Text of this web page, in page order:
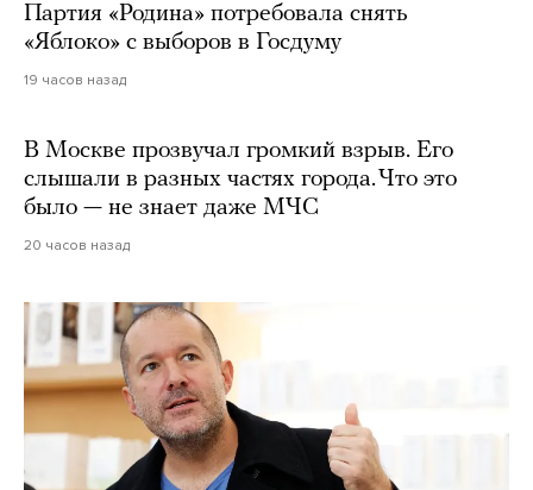
Партия «Родина» потребовала снять
«Яблоко» с выборов в Госдуму
19 часов назад
В Москве прозвучал громкий взрыв. Его
слышали в разных частях города. Что это
было — не знает даже МЧС
20 часов назад